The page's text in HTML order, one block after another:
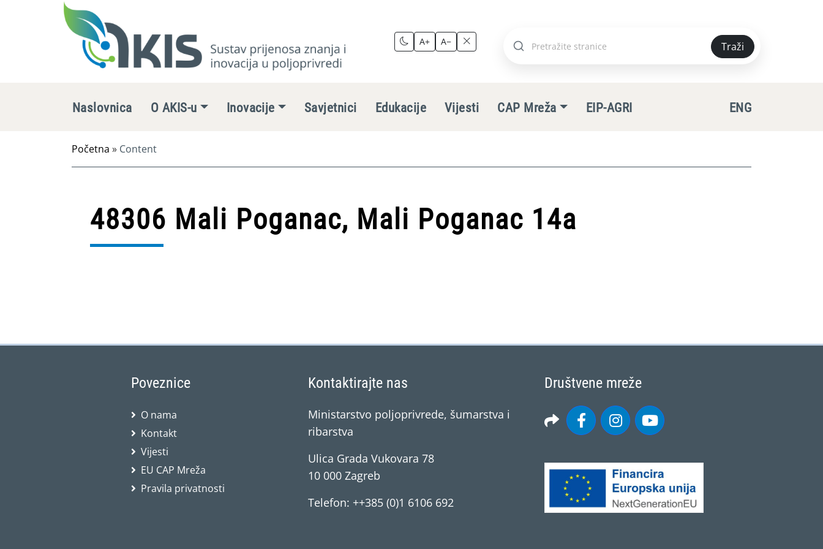
A+ A−
Pretraži
Traži
Naslovnica O AKIS-u Inovacije Savjetnici Edukacije Vijesti CAP Mreža EIP-AGRI ENG
Početna » Content
48306 Mali Poganac, Mali Poganac 14a
Poveznice
O nama
Kontakt
Vijesti
EU CAP Mreža
Pravila privatnosti
Kontaktirajte nas
Ministarstvo poljoprivrede, šumarstva i
ribarstva
Ulica Grada Vukovara 78
10 000 Zagreb
Telefon: ++385 (0)1 6106 692
Društvene mreže